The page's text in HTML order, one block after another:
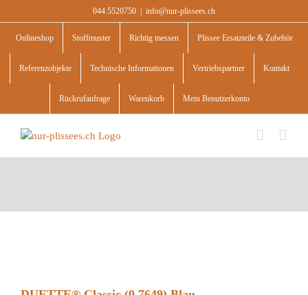
to
content
044 5520750 info@nur-plissees.ch
Onlineshop Stoffmuster Richtig messen Plissee Ersatzteile & Zubehör
Referenzobjekte Technische Informationen Vertriebspartner Kontakt
Rückrufanfrage Warenkorb Mein Benutzerkonto